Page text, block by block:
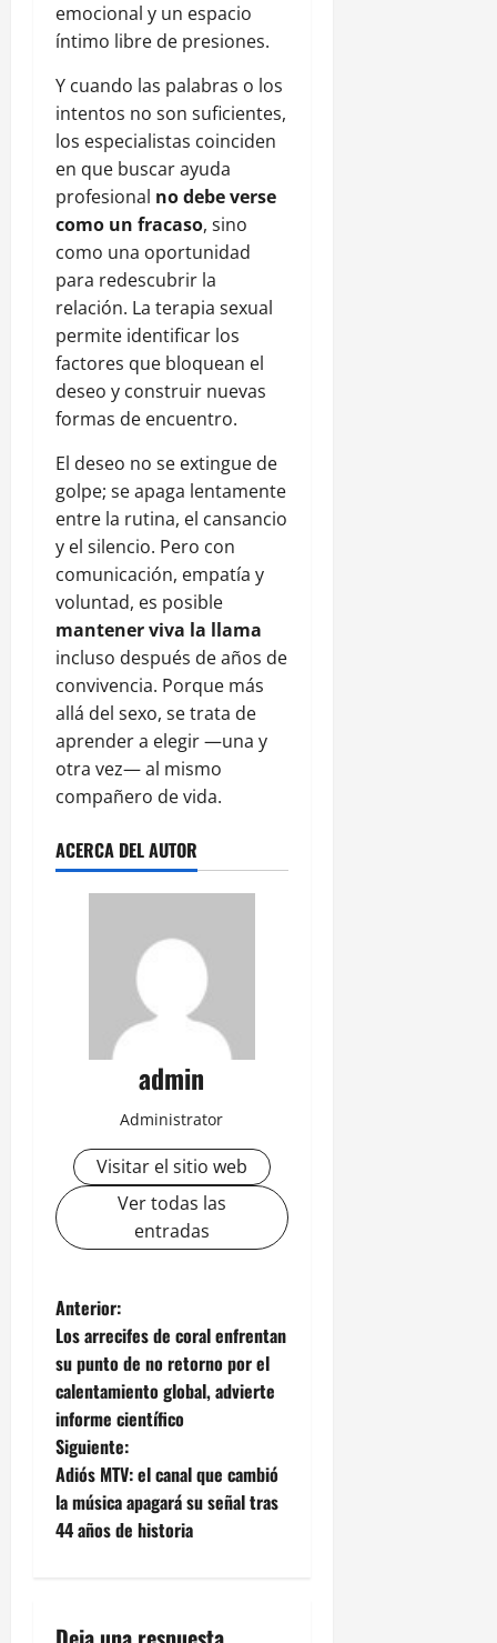
emocional y un espacio
íntimo libre de presiones.
Y cuando las palabras o los
intentos no son suficientes,
los especialistas coinciden
en que buscar ayuda
profesional no debe verse
como un fracaso, sino
como una oportunidad
para redescubrir la
relación. La terapia sexual
permite identificar los
factores que bloquean el
deseo y construir nuevas
formas de encuentro.
El deseo no se extingue de
golpe; se apaga lentamente
entre la rutina, el cansancio
y el silencio. Pero con
comunicación, empatía y
voluntad, es posible
mantener viva la llama
incluso después de años de
convivencia. Porque más
allá del sexo, se trata de
aprender a elegir —una y
otra vez— al mismo
compañero de vida.
ACERCA DEL AUTOR
admin
Administrator
Visitar el sitio web
Ver todas las
entradas
N
a
v
e
g
a
Anterior:
Los arrecifes de coral enfrentan
su punto de no retorno por el
calentamiento global, advierte
informe científico
Siguiente:
Adiós MTV: el canal que cambió
la música apagará su señal tras
44 años de historia